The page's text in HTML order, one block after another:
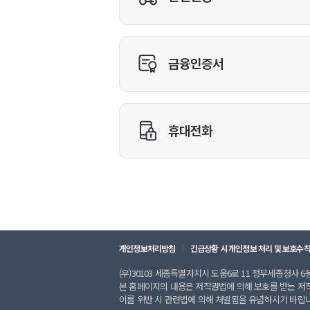
개인정보처리방침 긴급상황 시 개인정보 처리 및 보호수칙
(우)30103 세종특별자치시 도움6로 11 정부세종청사
본 홈페이지의 내용은 저작권법에 의해 보호를 받는
이를 위반 시 관련법에 의해 처벌됨을 유념하시기 바랍